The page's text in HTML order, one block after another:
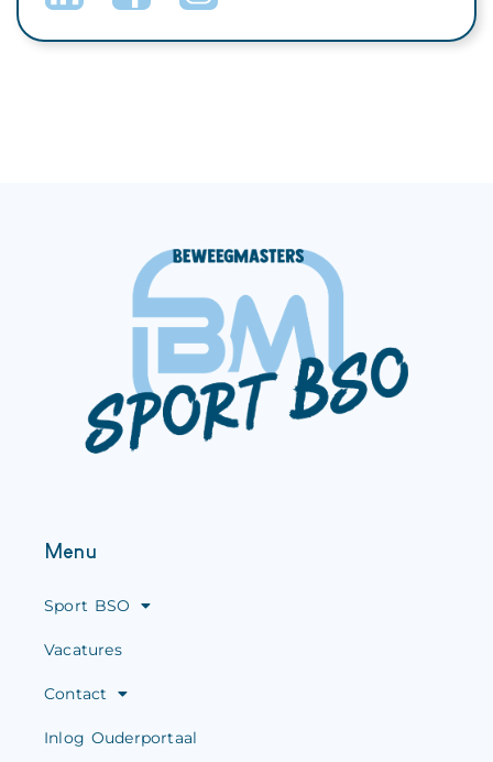
Menu
Sport BSO
Vacatures
Contact
Inlog Ouderportaal